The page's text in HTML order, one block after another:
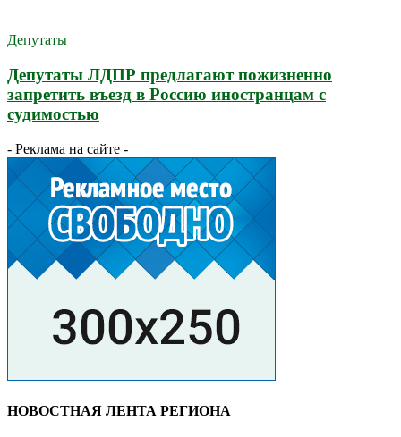
Депутаты
Депутаты ЛДПР предлагают пожизненно
запретить въезд в Россию иностранцам с
судимостью
- Реклама на сайте -
НОВОСТНАЯ ЛЕНТА РЕГИОНА